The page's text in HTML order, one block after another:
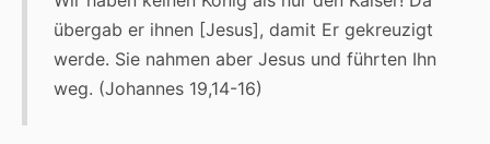
übergab er ihnen [Jesus], damit Er gekreuzigt
werde. Sie nahmen aber Jesus und führten Ihn
weg. (Johannes 19,14-16)